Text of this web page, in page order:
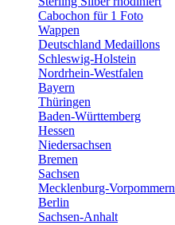
Cabochon für 1 Foto
Wappen
Deutschland Medaillons
Schleswig-Holstein
Nordrhein-Westfalen
Bayern
Thüringen
Baden-Württemberg
Hessen
Niedersachsen
Bremen
Sachsen
Mecklenburg-Vorpommern
Berlin
Sachsen-Anhalt